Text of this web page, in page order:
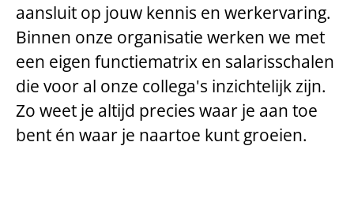
aansluit op jouw kennis en werkervaring.
Binnen onze organisatie werken we met
een eigen functiematrix en salarisschalen
die voor al onze collega's inzichtelijk zijn.
Zo weet je altijd precies waar je aan toe
bent én waar je naartoe kunt groeien.